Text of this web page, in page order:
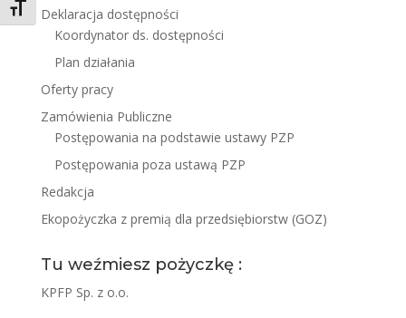
Toggle Font size
Deklaracja dostępności
Koordynator ds. dostępności
Plan działania
Oferty pracy
Zamówienia Publiczne
Postępowania na podstawie ustawy PZP
Postępowania poza ustawą PZP
Redakcja
Ekopożyczka z premią dla przedsiębiorstw (GOZ)
Tu weźmiesz pożyczkę :
KPFP Sp. z o.o.